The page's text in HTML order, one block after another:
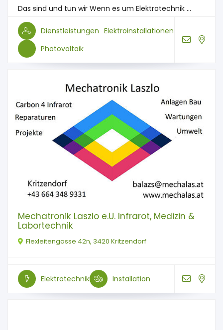
Das sind und tun wir Wenn es um Elektrotechnik ...
Dienstleistungen Elektroinstallationen
Photovoltaik
Mechatronik Laszlo e.U. Infrarot, Medizin &
Labortechnik
Flexleitengasse 42n, 3420 Kritzendorf
Elektrotechnik Installation